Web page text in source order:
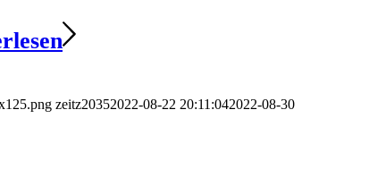
zeitz20352022-08-22 20:11:042022-08-30